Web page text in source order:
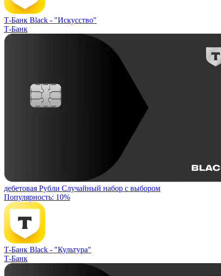
Т-Банк Black - "Искусство"
Т-Банк
дебетовая Рубли Случайный набор с выбором
Популярность: 10%
Т-Банк Black - "Культура"
Т-Банк